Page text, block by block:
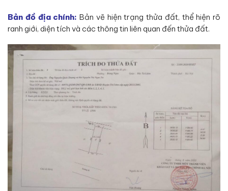
Bản đồ địa chính: Bản vẽ hiện trạng thửa đất, thể hiện rõ
ranh giới, diện tích và các thông tin liên quan đến thửa đất.